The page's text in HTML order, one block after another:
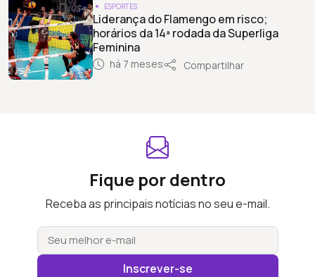
ESPORTES
Liderança do Flamengo em risco;
horários da 14ª rodada da Superliga
Feminina
há 7 meses Compartilhar
Fique por dentro
Receba as principais notícias no seu e-mail.
Inscrever-se